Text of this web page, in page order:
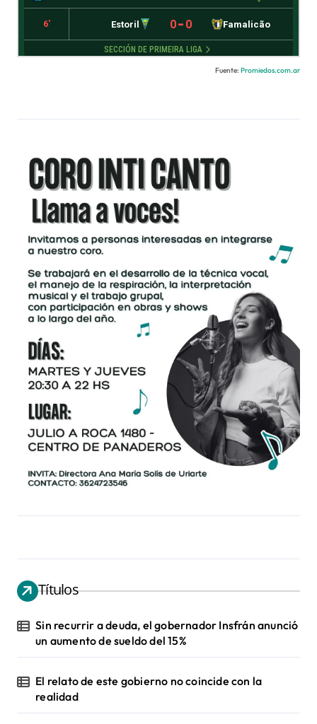
Fuente: Promiedos.com.ar
Títulos
Sin recurrir a deuda, el gobernador Insfrán anunció
un aumento de sueldo del 15%
El relato de este gobierno no coincide con la
realidad